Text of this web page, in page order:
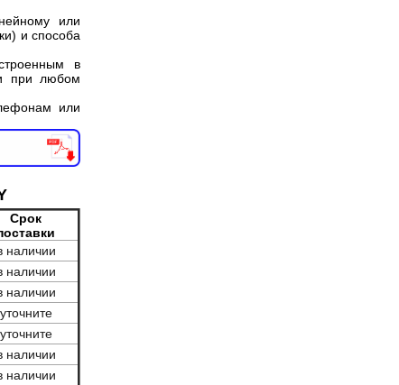
или
и способа
в
при любом
или
Срок
наличии
наличии
наличии
уточните
уточните
наличии
наличии